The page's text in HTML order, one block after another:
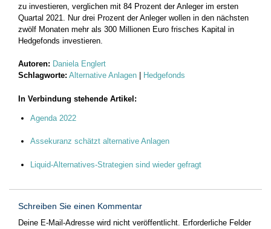
zu investieren, verglichen mit 84 Prozent der Anleger im ersten
Quartal 2021. Nur drei Prozent der Anleger wollen in den nächsten
zwölf Monaten mehr als 300 Millionen Euro frisches Kapital in
Hedgefonds investieren.
Autoren: Daniela Englert
Schlagworte: Alternative Anlagen Hedgefonds
In Verbindung stehende Artikel:
Agenda 2022
Assekuranz schätzt alternative Anlagen
Liquid-Alternatives-Strategien sind wieder gefragt
Schreiben Sie einen Kommentar
Deine E-Mail-Adresse wird nicht veröffentlicht. Erforderliche Felder